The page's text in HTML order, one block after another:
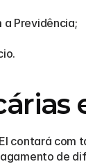
Previdência;
contará
de